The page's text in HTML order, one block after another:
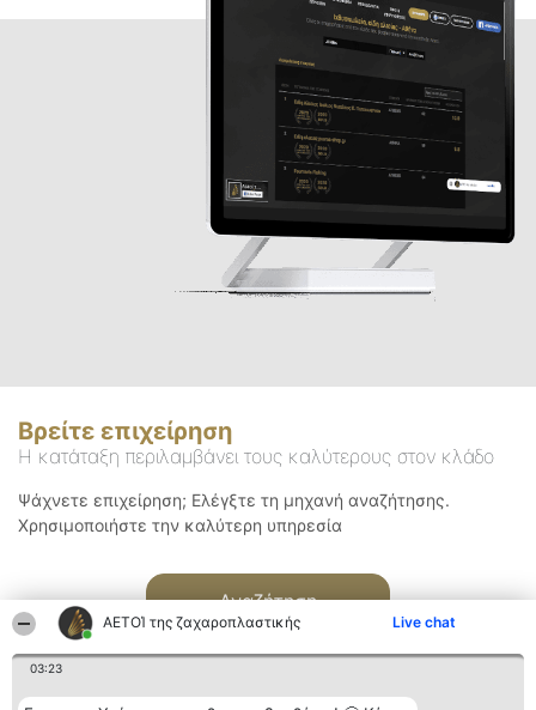
ΑΕΤΟΊ της ζαχαροπλαστικής Live chat
03:23
Βρείτε επιχείρηση
Η κατάταξη περιλαμβάνει τους καλύτερους στον κλάδο
Ψάχνετε επιχείρηση; Ελέγξτε τη μηχανή αναζήτησης.
Χρησιμοποιήστε την καλύτερη υπηρεσία
Αναζήτηση